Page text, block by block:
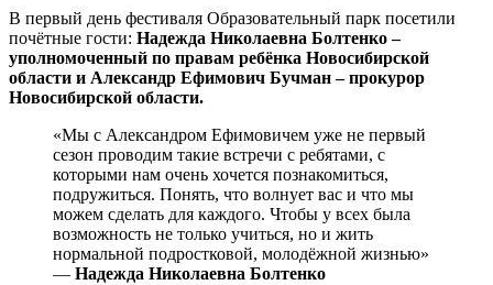
В первый день фестиваля Образовательный парк посетили
почётные гости: Надежда Николаевна Болтенко –
уполномоченный по правам ребёнка Новосибирской
области и Александр Ефимович Бучман – прокурор
Новосибирской области.
«Мы с Александром Ефимовичем уже не первый
сезон проводим такие встречи с ребятами, с
которыми нам очень хочется познакомиться,
подружиться. Понять, что волнует вас и что мы
можем сделать для каждого. Чтобы у всех была
возможность не только учиться, но и жить
нормальной подростковой, молодёжной жизнью»
— Надежда Николаевна Болтенко